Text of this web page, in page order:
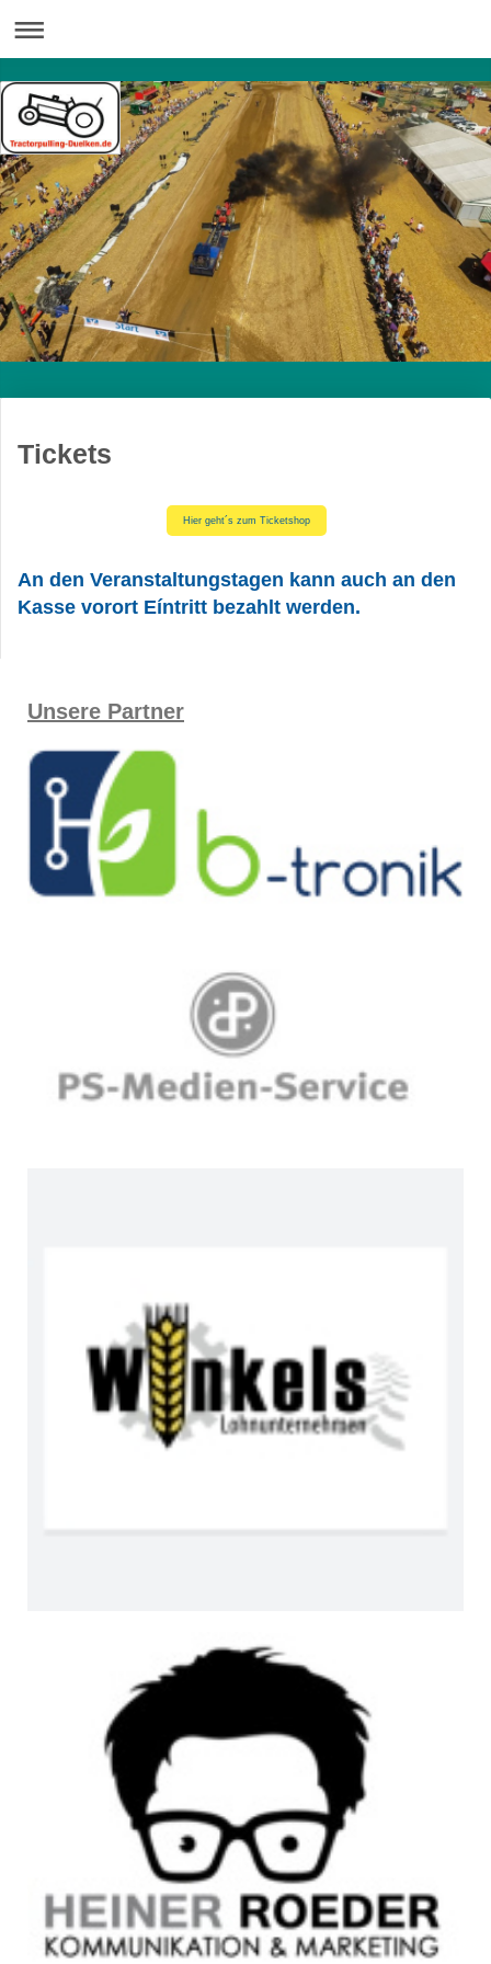
Tickets
Hier geht´s zum Ticketshop
An den Veranstaltungstagen kann auch an den
Kasse vorort Eíntritt bezahlt werden.
Unsere Partner